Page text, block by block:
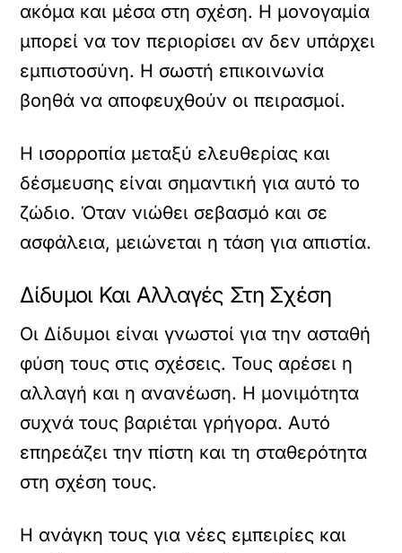
ακόμα και μέσα στη σχέση. Η μονογαμία
μπορεί να τον περιορίσει αν δεν υπάρχει
εμπιστοσύνη. Η σωστή επικοινωνία
βοηθά να αποφευχθούν οι πειρασμοί.
Η ισορροπία μεταξύ ελευθερίας και
δέσμευσης είναι σημαντική για αυτό το
ζώδιο. Όταν νιώθει σεβασμό και σε
ασφάλεια, μειώνεται η τάση για απιστία.
Δίδυμοι Και Αλλαγές Στη Σχέση
Οι Δίδυμοι είναι γνωστοί για την ασταθή
φύση τους στις σχέσεις. Τους αρέσει η
αλλαγή και η ανανέωση. Η μονιμότητα
συχνά τους βαριέται γρήγορα. Αυτό
επηρεάζει την πίστη και τη σταθερότητα
στη σχέση τους.
Η ανάγκη τους για νέες εμπειρίες και